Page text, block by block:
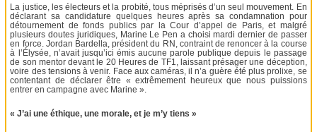
La justice, les électeurs et la probité, tous méprisés d’un seul mouvement. En
déclarant sa candidature quelques heures après sa condamnation pour
détournement de fonds publics par la Cour d’appel de Paris, et malgré
plusieurs doutes juridiques, Marine Le Pen a choisi mardi dernier de passer
en force. Jordan Bardella, président du RN, contraint de renoncer à la course
à l’Élysée, n’avait jusqu’ici émis aucune parole publique depuis le passage
de son mentor devant le 20 Heures de TF1, laissant présager une déception,
voire des tensions à venir. Face aux caméras, il n’a guère été plus prolixe, se
contentant de déclarer être « extrêmement heureux que nous puissions
entrer en campagne avec Marine ».
« J’ai une éthique, une morale, et je m’y tiens »